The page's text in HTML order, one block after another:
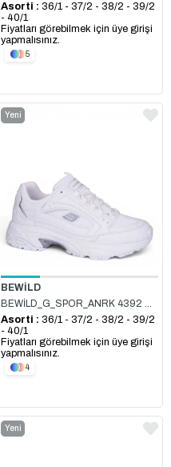
Asorti : 36/1 - 37/2 - 38/2 - 39/2
- 40/1
Fiyatları görebilmek için üye girişi
yapmalısınız.
5
BEWİLD
Yeni
Asorti : 36/1 - 37/2 - 38/2 - 39/2
- 40/1
Fiyatları görebilmek için üye girişi
yapmalısınız.
4
Yeni